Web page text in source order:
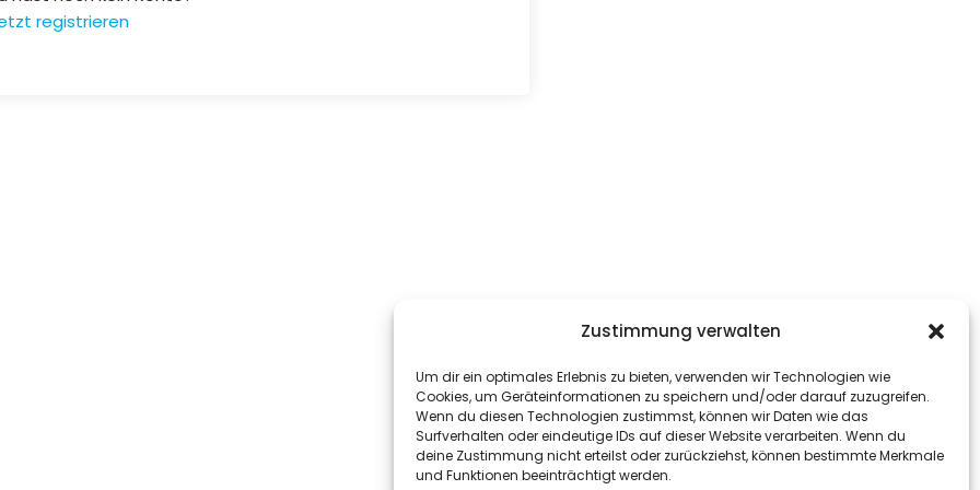
Zustimmung verwalten
Um dir ein optimales Erlebnis zu bieten, verwenden wir Technologien wie
Cookies, um Geräteinformationen zu speichern und/oder darauf zuzugreifen.
Wenn du diesen Technologien zustimmst, können wir Daten wie das
Surfverhalten oder eindeutige IDs auf dieser Website verarbeiten. Wenn du
deine Zustimmung nicht erteilst oder zurückziehst, können bestimmte Merkmale
und Funktionen beeinträchtigt werden.
registrieren